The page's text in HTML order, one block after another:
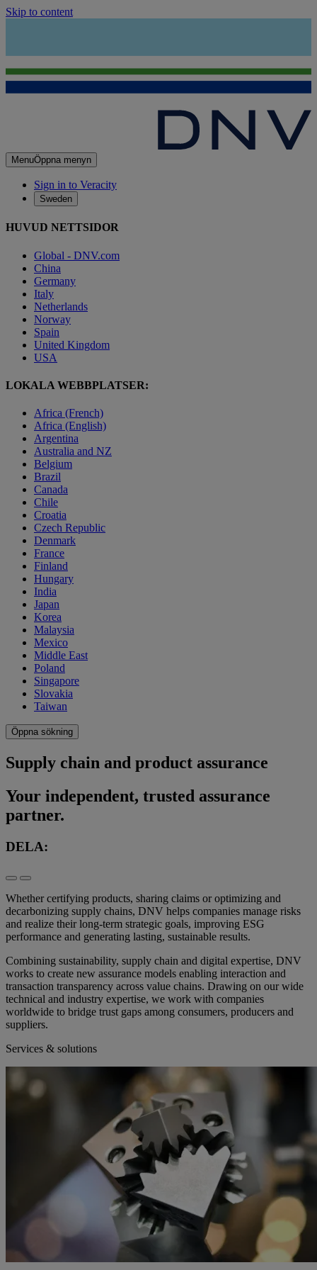
Skip to content
MenuÖppna menyn
Sign in to Veracity
Sweden
HUVUD NETTSIDOR
Global - DNV.com
China
Germany
Italy
Netherlands
Norway
Spain
United Kingdom
USA
LOKALA WEBBPLATSER:
Africa (French)
Africa (English)
Argentina
Australia and NZ
Belgium
Brazil
Canada
Chile
Croatia
Czech Republic
Denmark
France
Finland
Hungary
India
Japan
Korea
Malaysia
Mexico
Middle East
Poland
Singapore
Slovakia
Taiwan
Öppna sökning
Supply chain and product assurance
Your independent, trusted assurance
partner.
DELA:
Whether certifying products, sharing claims or optimizing and
decarbonizing supply chains, DNV helps companies manage risks
and realize their long-term strategic goals, improving ESG
performance and generating lasting, sustainable results.
Combining sustainability, supply chain and digital expertise, DNV
works to create new assurance models enabling interaction and
transaction transparency across value chains. Drawing on our wide
technical and industry expertise, we work with companies
worldwide to bridge trust gaps among consumers, producers and
suppliers.
Services & solutions